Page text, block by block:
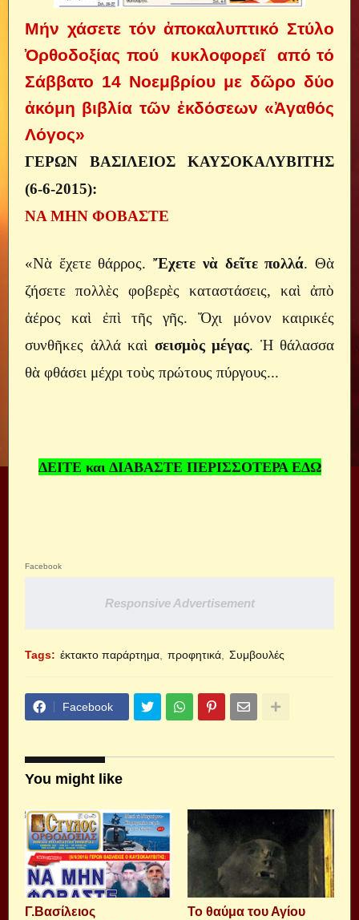
Μήν χάσετε τόν ἀποκαλυπτικό Στύλο
Ὀρθοδοξίας πού
κυκλοφορεῖ από τό
Σάββατο 14 Νοεμβρίου με δῶρο δύο
ἀκόμη βιβλία τῶν ἐκδόσεων «Ἀγαθός
Λόγος»
ΓΕΡΩΝ ΒΑΣΙΛΕΙΟΣ ΚΑΥΣΟΚΑΛΥΒΙΤΗΣ
(6-6-2015):
ΝΑ ΜΗΝ ΦΟΒΑΣΤΕ
«Νὰ ἔχετε θάρρος.Ἔχετε νὰ δεῖτε πολλά. Θὰ
ζήσετε πολλὲς φοβερὲς καταστάσεις, καὶ ἀπὸ
ἀέρος καὶ ἐπὶ τῆς γῆς. Ὄχι μόνον καιρικές
συνθῆκες ἀλλά καὶ σεισμὸς μέγας. Ἡ θάλασσα
θὰ φθάσει μέχρι τοὺς πρώτους πύργους...
ΔΕΙΤΕ και ΔΙΑΒΑΣΤΕ ΠΕΡΙΣΣΟΤΕΡΑ ΕΔΩ
Facebook
Responsive Advertisement
Tags: έκτακτο παράρτημα προφητικά Συμβουλές
Facebook
You might like
Γ.Βασίλειος
Το θαύμα του Αγίου